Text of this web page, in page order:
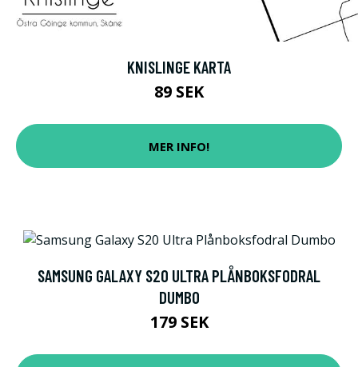
KNISLINGE KARTA
89 SEK
MER INFO!
SAMSUNG GALAXY S20 ULTRA PLÅNBOKSFODRAL
DUMBO
179 SEK